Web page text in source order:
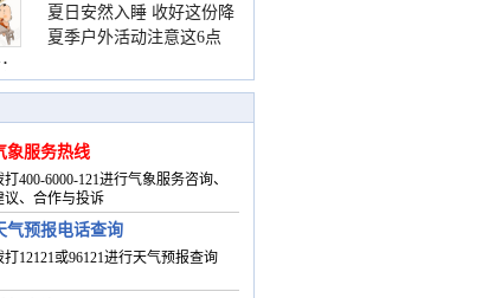
灾害 这些前兆要知道
夏日安然入睡 收好这份降
温小贴士
夏季户外活动注意这6点
象服务热线
打400-6000-121进行气象服务咨询、
议、合作与投诉
气预报电话查询
打12121或96121进行天气预报查询